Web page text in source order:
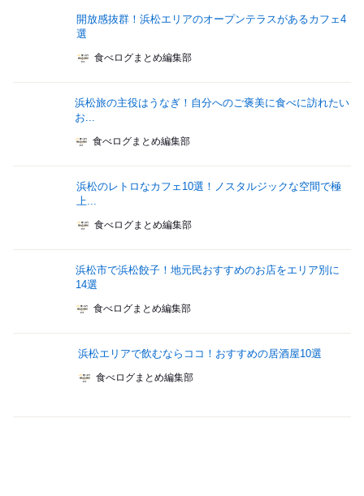
開放感抜群！浜松エリアのオープンテラスがあるカフェ4
選
食べログまとめ編集部
浜松旅の主役はうなぎ！自分へのご褒美に食べに訪れたい
お...
食べログまとめ編集部
浜松のレトロなカフェ10選！ノスタルジックな空間で極
上...
食べログまとめ編集部
浜松市で浜松餃子！地元民おすすめのお店をエリア別に
14選
食べログまとめ編集部
浜松エリアで飲むならココ！おすすめの居酒屋10選
食べログまとめ編集部